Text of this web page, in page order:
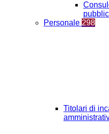
Personale 298
Titolari di